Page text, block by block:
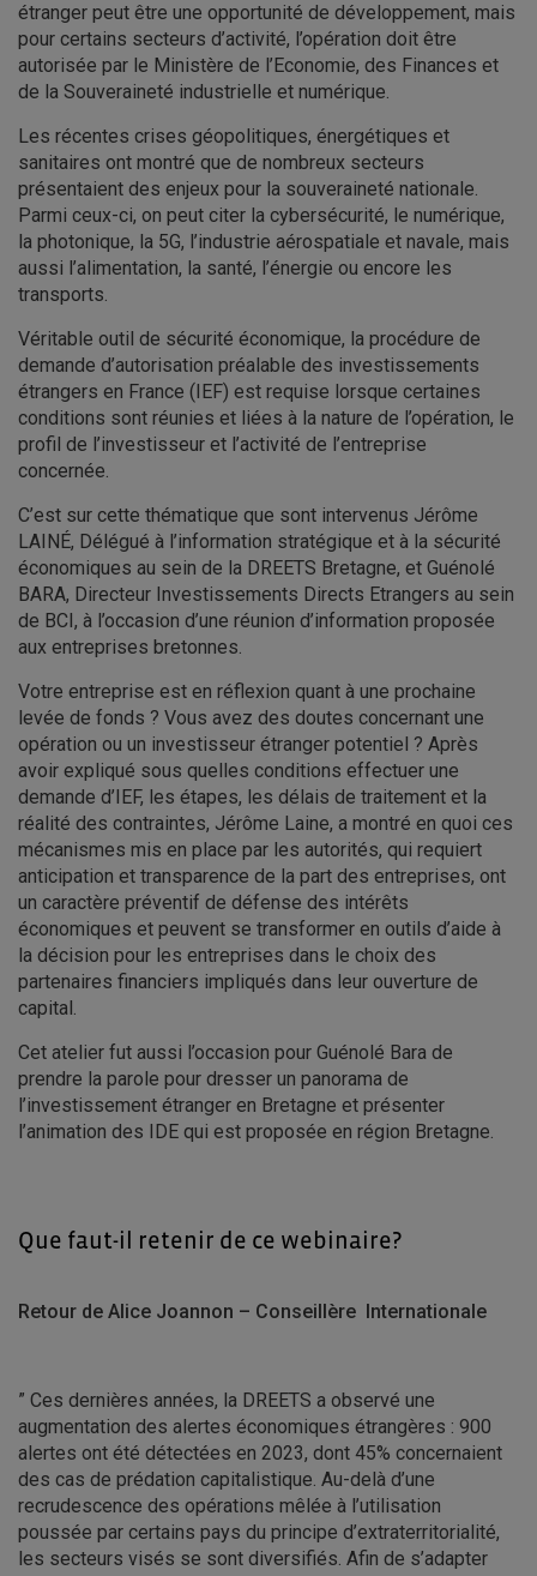
étranger peut être une opportunité de développement, mais
pour certains secteurs d’activité, l’opération doit être
autorisée par le Ministère de l’Economie, des Finances et
de la Souveraineté industrielle et numérique.
Les récentes crises géopolitiques, énergétiques et
sanitaires ont montré que de nombreux secteurs
présentaient des enjeux pour la souveraineté nationale.
Parmi ceux-ci, on peut citer la cybersécurité, le numérique,
la photonique, la 5G, l’industrie aérospatiale et navale, mais
aussi l’alimentation, la santé, l’énergie ou encore les
transports.
Véritable outil de sécurité économique, la procédure de
demande d’autorisation préalable des investissements
étrangers en France (IEF) est requise lorsque certaines
conditions sont réunies et liées à la nature de l’opération, le
profil de l’investisseur et l’activité de l’entreprise
concernée.
C’est sur cette thématique que sont intervenus Jérôme
LAINÉ, Délégué à l’information stratégique et à la sécurité
économiques au sein de la DREETS Bretagne, et Guénolé
BARA, Directeur Investissements Directs Etrangers au sein
de BCI, à l’occasion d’une réunion d’information proposée
aux entreprises bretonnes.
Votre entreprise est en réflexion quant à une prochaine
levée de fonds ? Vous avez des doutes concernant une
opération ou un investisseur étranger potentiel ? Après
avoir expliqué sous quelles conditions effectuer une
demande d’IEF, les étapes, les délais de traitement et la
réalité des contraintes, Jérôme Laine, a montré en quoi ces
mécanismes mis en place par les autorités, qui requiert
anticipation et transparence de la part des entreprises, ont
un caractère préventif de défense des intérêts
économiques et peuvent se transformer en outils d’aide à
la décision pour les entreprises dans le choix des
partenaires financiers impliqués dans leur ouverture de
capital.
Cet atelier fut aussi l’occasion pour Guénolé Bara de
prendre la parole pour dresser un panorama de
l’investissement étranger en Bretagne et présenter
l’animation des IDE qui est proposée en région Bretagne.
Que faut-il retenir de ce webinaire?
Retour de Alice Joannon – Conseillère Internationale
” Ces dernières années, la DREETS a observé une
augmentation des alertes économiques étrangères : 900
alertes ont été détectées en 2023, dont 45% concernaient
des cas de prédation capitalistique. Au-delà d’une
recrudescence des opérations mêlée à l’utilisation
poussée par certains pays du principe d’extraterritorialité,
les secteurs visés se sont diversifiés. Afin de s’adapter